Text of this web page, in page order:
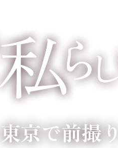
東京で前撮り